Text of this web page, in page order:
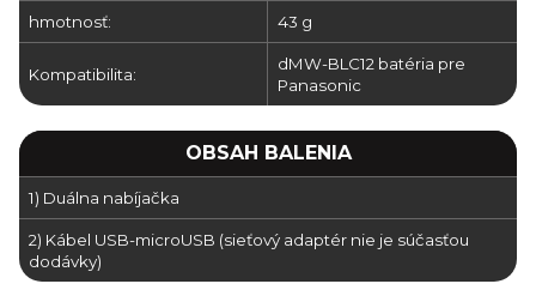
hmotnosť: 43 g
Kompatibilita:
dMW-BLC12 batéria pre
Panasonic
OBSAH BALENIA
1) Duálna nabíjačka
2) Kábel USB-microUSB (sieťový adaptér nie je súčasťou
dodávky)